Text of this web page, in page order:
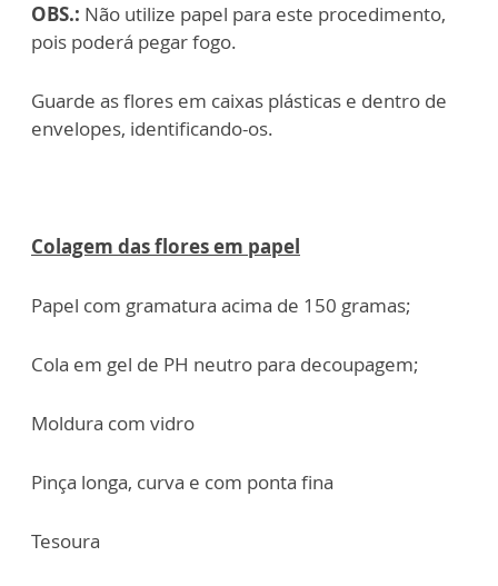
OBS.: Não utilize papel para este procedimento,
pois poderá pegar fogo.
Guarde as flores em caixas plásticas e dentro de
envelopes, identificando-os.
Colagem das flores em papel
Papel com gramatura acima de 150 gramas;
Cola em gel de PH neutro para decoupagem;
Moldura com vidro
Pinça longa, curva e com ponta fina
Tesoura